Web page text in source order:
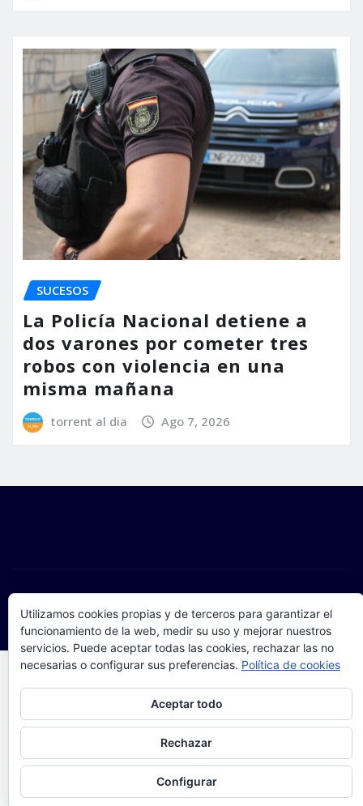
SUCESOS
La Policía Nacional detiene a
dos varones por cometer tres
robos con violencia en una
misma mañana
torrent al dia Ago 7, 2026
Copyright © 2025 | Funciona conWordPress|Seattle
Newsde ThemeArile
Utilizamos cookies propias y de terceros para garantizar el
funcionamiento de la web, medir su uso y mejorar nuestros
servicios. Puede aceptar todas las cookies, rechazar las no
necesarias o configurar sus preferencias. Política de cookies
Aceptar todo
Rechazar
Configurar
Para obtener más información, incluido cómo gestionar las cookies,